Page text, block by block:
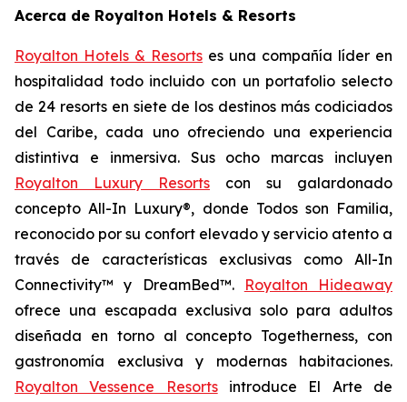
Acerca de Royalton Hotels & Resorts
Royalton Hotels & Resorts es una compañía líder en
hospitalidad todo incluido con un portafolio selecto
de 24 resorts en siete de los destinos más codiciados
del Caribe, cada uno ofreciendo una experiencia
distintiva e inmersiva. Sus ocho marcas incluyen
Royalton Luxury Resorts con su galardonado
concepto All-In Luxury®, donde Todos son Familia,
reconocido por su confort elevado y servicio atento a
través de características exclusivas como All-In
Connectivity™ y DreamBed™.
Royalton Hideaway
ofrece una escapada exclusiva solo para adultos
diseñada en torno al concepto Togetherness, con
gastronomía exclusiva y modernas habitaciones.
Royalton Vessence Resortsintroduce El Arte de